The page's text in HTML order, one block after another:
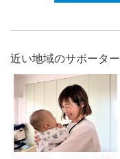
近い地域のサポーター